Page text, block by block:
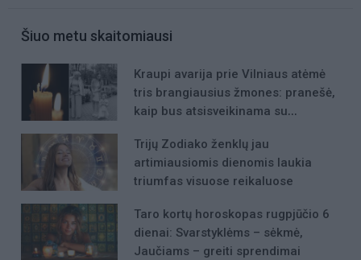
Šiuo metu skaitomiausi
Kraupi avarija prie Vilniaus atėmė
tris brangiausius žmones: pranešė,
kaip bus atsisveikinama su
Trijų Zodiako ženklų jau
artimiausiomis dienomis laukia
triumfas visuose reikaluose
Taro kortų horoskopas rugpjūčio 6
dienai: Svarstyklėms – sėkmė,
Jaučiams – greiti sprendimai